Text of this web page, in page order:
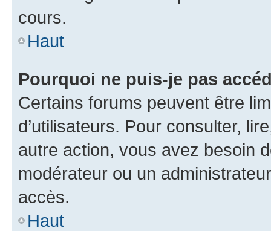
cours.
Haut
Pourquoi ne puis-je pas
Certains forums peuvent être
d’utilisateurs. Pour consulter,
autre action, vous avez besoin
modérateur ou un
accès.
Haut